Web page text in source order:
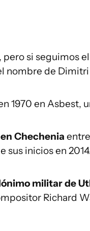
si seguimos
nombre de
1970 en Asbest,
Chechenia
sus inicios en
militar de
Richard